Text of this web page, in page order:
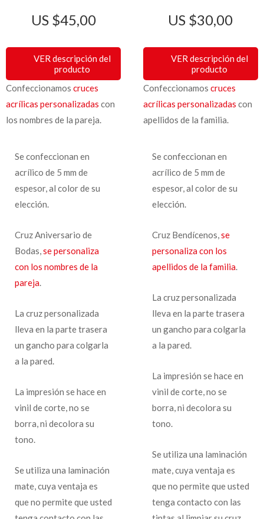
$45,00
VER descripción del
producto
Confeccionamos cruces
acrílicas personalizadas con
los nombres de la pareja.
Se confeccionan en
acrílico de 5 mm de
espesor, al color de su
elección.
Cruz Aniversario de
Bodas,se personaliza
con los nombres de la
pareja.
La cruz personalizada
lleva en la parte trasera
un gancho para colgarla
a la pared.
La impresión se hace en
vinil de corte, no se
borra, ni decolora su
tono.
Se utiliza una laminación
mate, cuya ventaja es
que no permite que usted
$30,00
VER descripción del
producto
Confeccionamos cruces
acrílicas personalizadas con
apellidos de la familia.
Se confeccionan en
acrílico de 5 mm de
espesor, al color de su
elección.
Cruz Bendícenos,se
personaliza con los
apellidos de la familia.
La cruz personalizada
lleva en la parte trasera
un gancho para colgarla
a la pared.
La impresión se hace en
vinil de corte, no se
borra, ni decolora su
tono.
Se utiliza una laminación
mate, cuya ventaja es
que no permite que usted
tenga contacto con las